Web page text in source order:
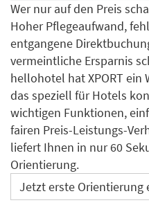
Wer nur auf den Preis
Hoher Pflegeaufwand,
entgangene
vermeintliche Ersparnis
hellohotel hat XPORT
das speziell für Hotels
wichtigen Funktionen,
fairen Preis-Leistungs-
liefert Ihnen in nur 60
Orientierung.
Jetzt erste Orientierung